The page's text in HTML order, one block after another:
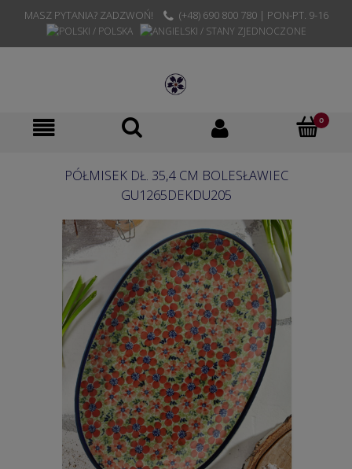
MASZ PYTANIA? ZADZWOŃ! (+48) 690 800 780 | PON-PT. 9-16
PÓŁMISEK DŁ. 35,4 CM BOLESŁAWIEC
GU1265DEKDU205